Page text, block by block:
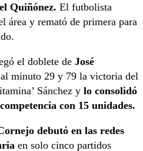
Quiñónez. El futbolista
área y remató de primera para
el doblete de José
minuto 29 y 79 la victoria del
Sánchez y lo consolidó
con 15 unidades.
debutó en las redes
en solo cinco partidos